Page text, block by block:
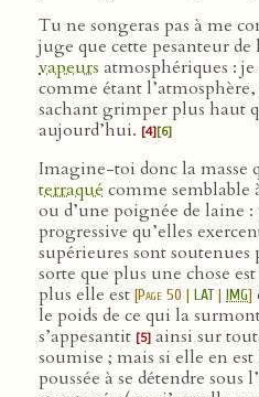
Tu ne songeras pas à me
juge que cette pesanteur de
vapeurs atmosphériques :
comme étant
sachant grimper plus haut
aujourd’hui. [4][6]
Imagine-toi donc la masse
terraqué comme semblable
ou d’une poignée de laine
progressive qu’elles
supérieures sont
sorte que plus une chose
plus elle est [Page 50 | LAT| IMG]
le poids de ce qui la
s’appesantit [5] ainsi sur
soumise ; mais si elle en
poussée à se détendre sous